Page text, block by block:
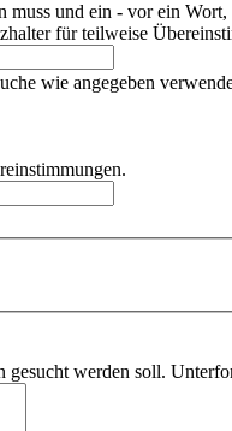
muss und ein - vor ein Wort,
für teilweise
wie angegeben
gesucht werden soll.